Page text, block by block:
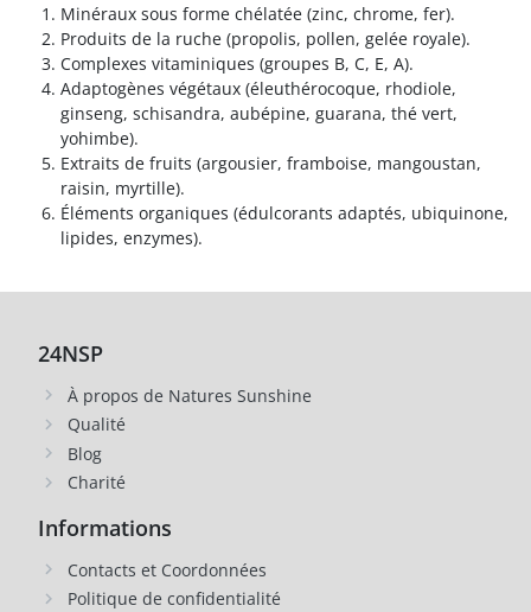
Minéraux sous forme chélatée (zinc, chrome, fer).
Produits de la ruche (propolis, pollen, gelée royale).
Complexes vitaminiques (groupes B, C, E, A).
Adaptogènes végétaux (éleuthérocoque, rhodiole,
ginseng, schisandra, aubépine, guarana, thé vert,
yohimbe).
Extraits de fruits (argousier, framboise, mangoustan,
raisin, myrtille).
Éléments organiques (édulcorants adaptés, ubiquinone,
lipides, enzymes).
24NSP
À propos de Natures Sunshine
Qualité
Blog
Charité
Informations
Contacts et Coordonnées
Politique de confidentialité